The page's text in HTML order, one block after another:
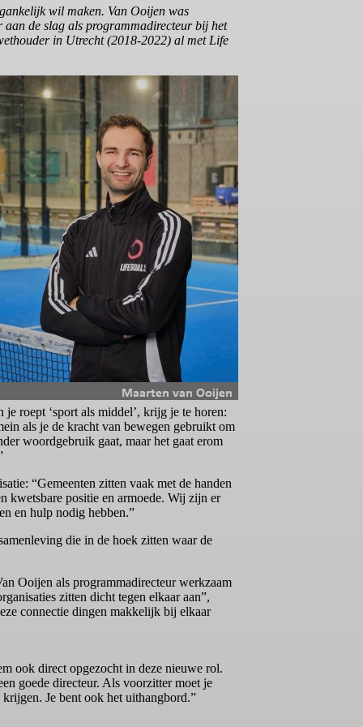
wil maken. Van Ooijen was
aan de slag als programmadirecteur bij het
in Utrecht (2018-2022) al met Life
roept ‘sport als middel’, krijg je te horen:
als je de kracht van bewegen gebruikt om
woordgebruik gaat, maar het gaat erom
“Gemeenten zitten vaak met de handen
kwetsbare positie en armoede. Wij zijn er
en hulp nodig hebben.”
die in de hoek zitten waar de
Ooijen als programmadirecteur werkzaam
zitten dicht tegen elkaar aan”,
connectie dingen makkelijk bij elkaar
ook direct opgezocht in deze nieuwe rol.
goede directeur. Als voorzitter moet je
Je bent ook het uithangbord.”